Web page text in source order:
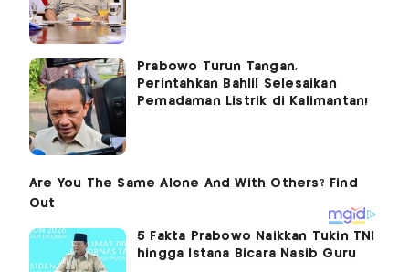
Prabowo Turun Tangan,
Perintahkan Bahlil Selesaikan
Pemadaman Listrik di Kalimantan!
5 Fakta Prabowo Naikkan Tukin TNI
hingga Istana Bicara Nasib Guru